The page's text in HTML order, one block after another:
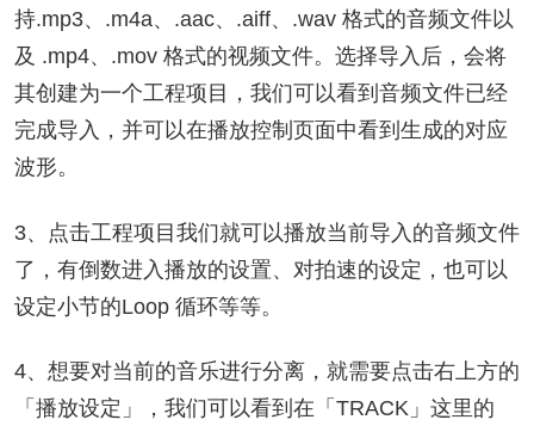
持.mp3、.m4a、.aac、.aiff、.wav 格式的音频文件以
及 .mp4、.mov 格式的视频文件。选择导入后，会将
其创建为一个工程项目，我们可以看到音频文件已经
完成导入，并可以在播放控制页面中看到生成的对应
波形。
3、点击工程项目我们就可以播放当前导入的音频文件
了，有倒数进入播放的设置、对拍速的设定，也可以
设定小节的Loop 循环等等。
4、想要对当前的音乐进行分离，就需要点击右上方的
「播放设定」，我们可以看到在「TRACK」这里的